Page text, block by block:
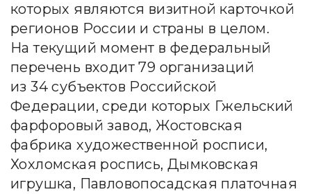
которых являются визитной карточкой
регионов России и страны в целом.
На текущий момент в федеральный
перечень входит 79 организаций
из 34 субъектов Российской
Федерации, среди которых Гжельский
фарфоровый завод, Жостовская
фабрика художественной росписи,
Хохломская роспись, Дымковская
игрушка, Павловопосадская платочная